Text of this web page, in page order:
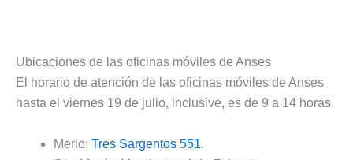
Ubicaciones de las oficinas móviles de Anses
El horario de atención de las oficinas móviles de Anses
hasta el viernes 19 de julio, inclusive, es de 9 a 14 horas.
Merlo: Tres Sargentos 551.